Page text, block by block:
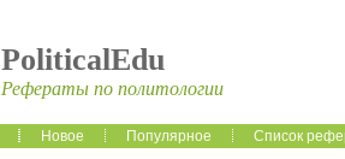
PoliticalEdu
Рефераты по политологии
Новое Популярное Список